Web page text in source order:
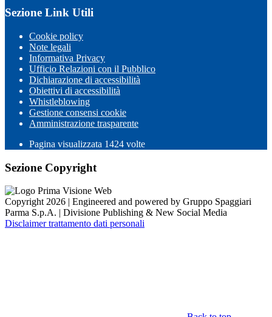
Sezione Link Utili
Cookie policy
Note legali
Informativa Privacy
Ufficio Relazioni con il Pubblico
Dichiarazione di accessibilità
Obiettivi di accessibilità
Whistleblowing
Gestione consensi cookie
Amministrazione trasparente
Pagina visualizzata 1424 volte
Sezione Copyright
Copyright 2026 | Engineered and powered by Gruppo Spaggiari
Parma S.p.A. | Divisione Publishing & New Social Media
Disclaimer trattamento dati personali